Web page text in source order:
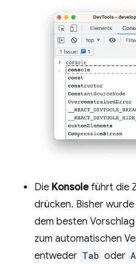
Die Konsole führt die
drücken. Bisher
dem besten
zum automatischen
entweder Tab oder